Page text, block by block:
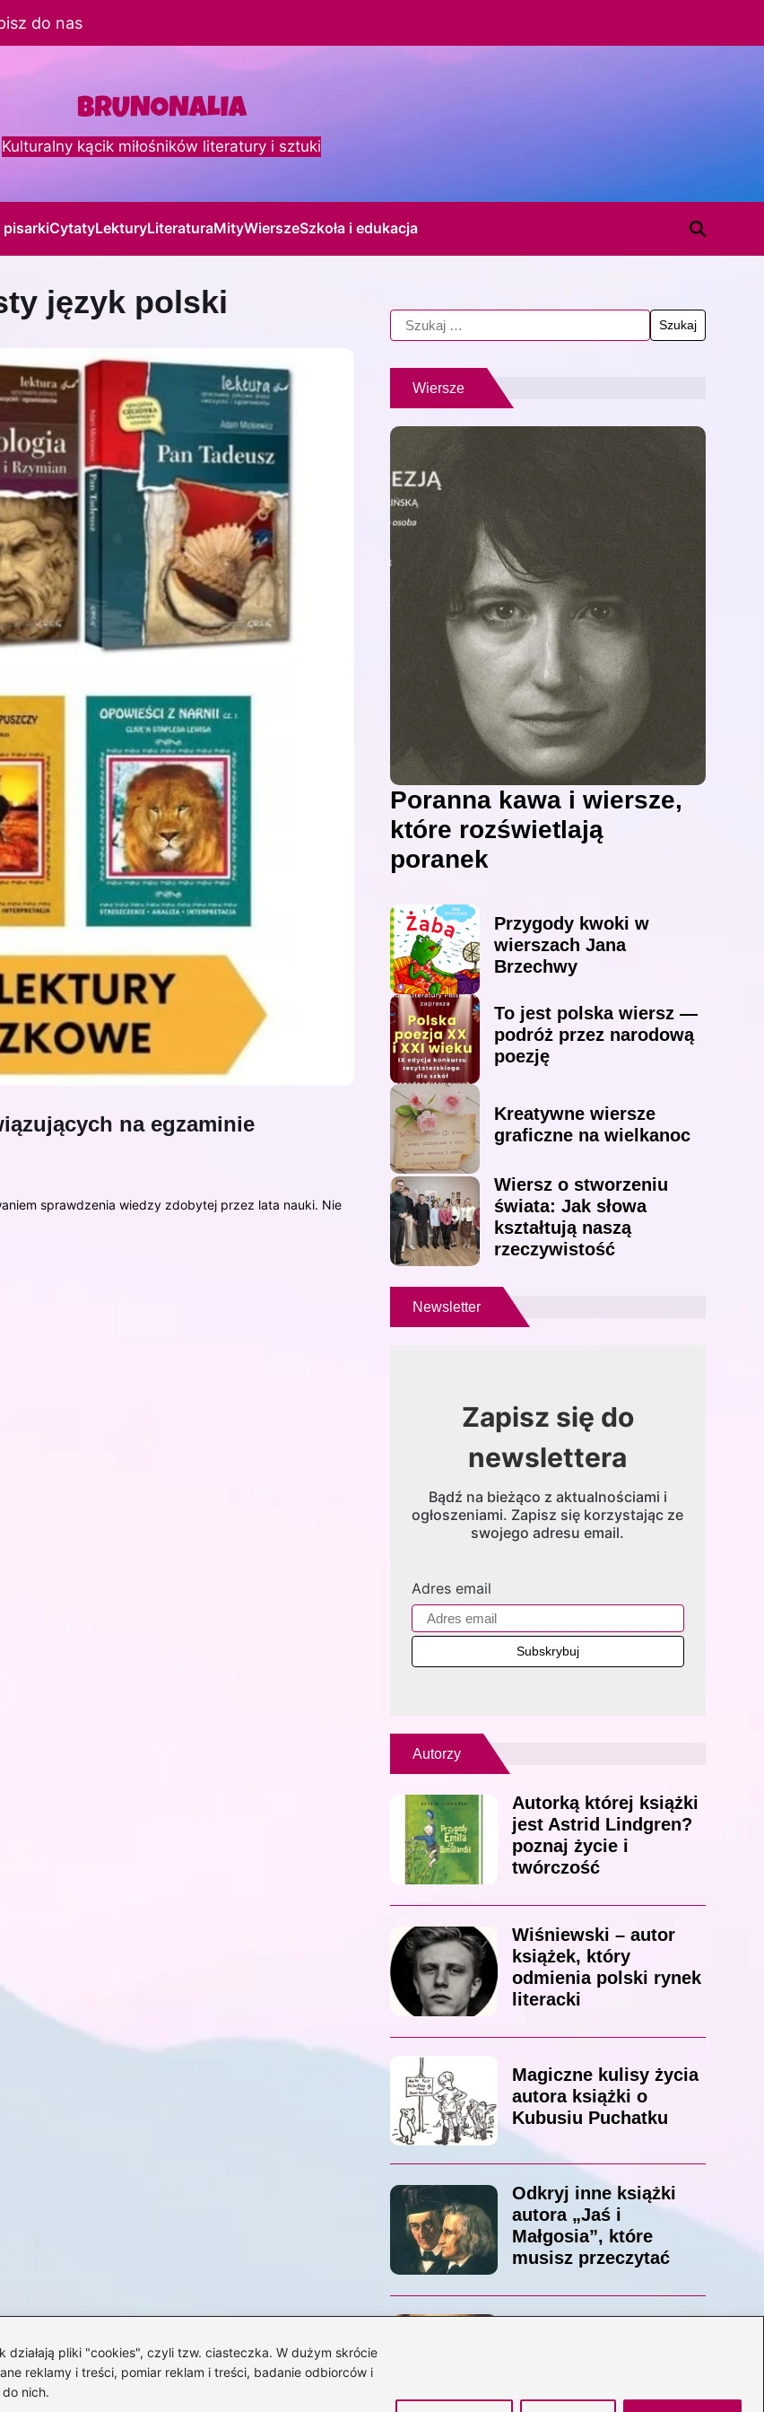
pliki "cookies", czyli tzw. ciasteczka. W dużym skrócie
reklamy i treści, pomiar reklam i treści, badanie odbiorców i
nich.
do nas
Kulturalny kącik miłośników literatury i sztuki
pisarkiCytatyLekturyLiteraturaMityWierszeSzkoła i edukacja
język polski
na egzaminie
sprawdzenia wiedzy zdobytej przez lata nauki. Nie
Wiersze
Poranna kawa i wiersze,
które rozświetlają
poranek
Przygody kwoki w
wierszach Jana
Brzechwy
To jest polska wiersz —
podróż przez narodową
poezję
Kreatywne wiersze
graficzne na wielkanoc
Wiersz o stworzeniu
świata: Jak słowa
kształtują naszą
rzeczywistość
Newsletter
Zapisz się do
newslettera
Bądź na bieżąco z aktualnościami i
ogłoszeniami. Zapisz się korzystając ze
swojego adresu email.
Adres email
Autorzy
Autorką której książki
jest Astrid Lindgren?
poznaj życie i
twórczość
Wiśniewski – autor
książek, który
odmienia polski rynek
literacki
Magiczne kulisy życia
autora książki o
Kubusiu Puchatku
Odkryj inne książki
autora „Jaś i
Małgosia”, które
musisz przeczytać